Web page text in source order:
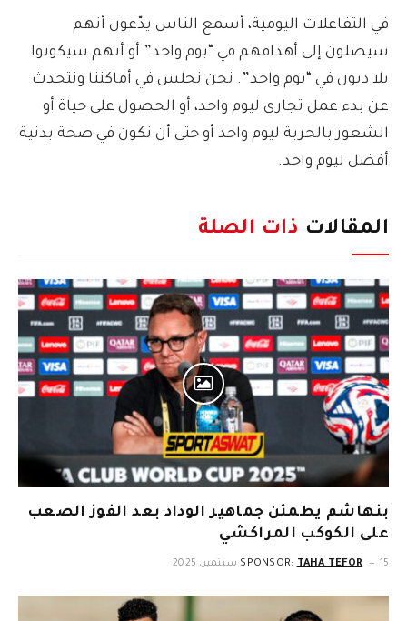
في التفاعلات اليومية، أسمع الناس يدّعون أنهم
سيصلون إلى أهدافهم في “يوم واحد” أو أنهم سيكونوا
بلا ديون في “يوم واحد”. نحن نجلس في أماكننا ونتحدث
عن بدء عمل تجاري ليوم واحد، أو الحصول على حياة أو
الشعور بالحرية ليوم واحد أو حتى أن نكون في صحة بدنية
أفضل ليوم واحد.
المقالات ذات الصلة
بنهاشم يطمئن جماهير الوداد بعد الفوز الصعب
على الكوكب المراكشي
SPONSOR: TAHA TEFOR 15 سبتمبر، 2025